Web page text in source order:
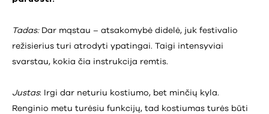
Tadas: Dar mąstau – atsakomybė didelė, juk festivalio
režisierius turi atrodyti ypatingai. Taigi intensyviai
svarstau, kokia čia instrukcija remtis.
Justas: Irgi dar neturiu kostiumo, bet minčių kyla.
Renginio metu turėsiu funkcijų, tad kostiumas turės būti